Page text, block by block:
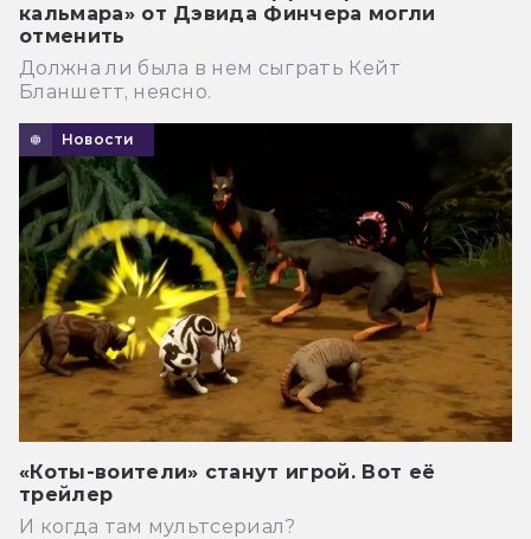
кальмара» от Дэвида Финчера могли
отменить
Должна ли была в нем сыграть Кейт
Бланшетт, неясно.
Новости
«Коты-воители» станут игрой. Вот её
трейлер
И когда там мультсериал?